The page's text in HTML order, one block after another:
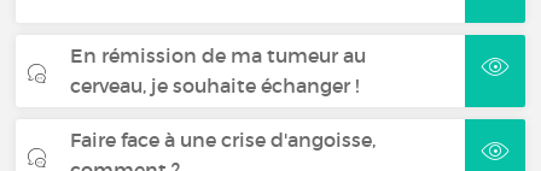
En rémission de ma tumeur au
cerveau, je souhaite échanger !
Faire face à une crise d'angoisse,